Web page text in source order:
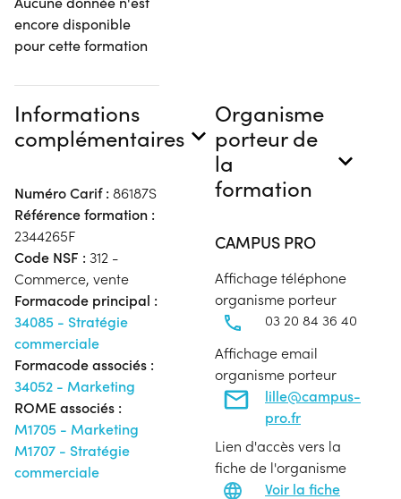
encore disponible
pour cette formation
Informations
complémentaires
Numéro Carif : 86187S
Référence formation :
2344265F
Code NSF : 312 -
Commerce, vente
Formacode principal :
34085 - Stratégie
commerciale
Formacode associés :
34052 - Marketing
ROME associés :
M1705 - Marketing
M1707 - Stratégie
commerciale
Organisme
porteur de
la
formation
CAMPUS PRO
Affichage téléphone
organisme porteur
03 20 84 36 40
Affichage email
organisme porteur
lille@campus-
pro.fr
Lien d'accès vers la
fiche de l'organisme
Voir la fiche